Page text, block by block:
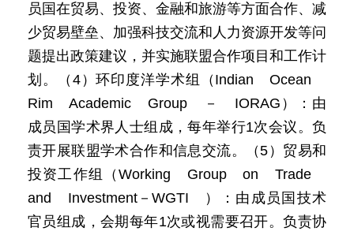
员国在贸易、投资、金融和旅游等方面合作、减
少贸易壁垒、加强科技交流和人力资源开发等问
题提出政策建议，并实施联盟合作项目和工作计
划。（4）环印度洋学术组（Indian Ocean
Rim Academic Group － IORAG）：由
成员国学术界人士组成，每年举行1次会议。负
责开展联盟学术合作和信息交流。（5）贸易和
投资工作组（Working Group on Trade
and Investment－WGTI ）：由成员国技术
官员组成，会期每年1次或视需要召开。负责协